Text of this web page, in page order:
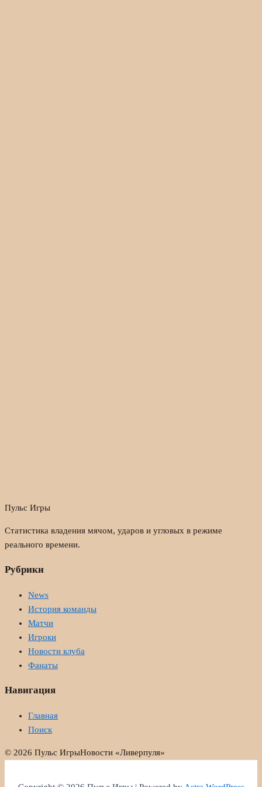
Пульс Игры
Статистика владения мячом, ударов и угловых в режиме
реального времени.
Рубрики
News
История команды
Матчи
Игроки
Новости клуба
Фанаты
Навигация
Главная
Поиск
© 2026 Пульс ИгрыНовости «Ливерпуля»